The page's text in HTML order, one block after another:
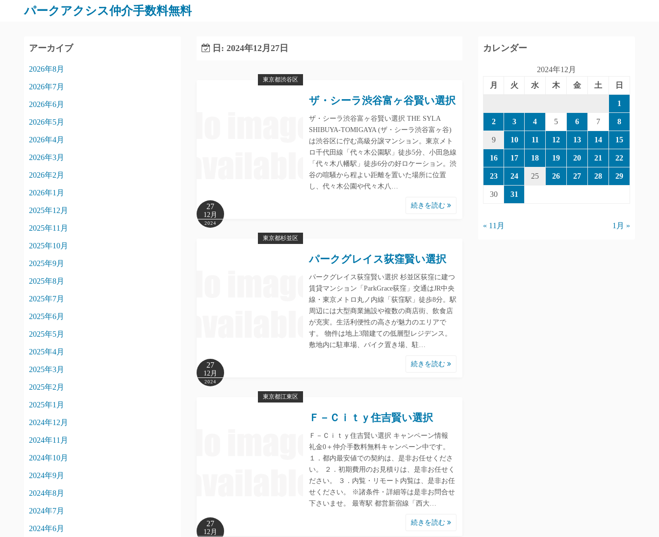
パークアクシス仲介手数料無料
日: 2024年12月27日
東京都渋谷区
27
12月
2024
ザ・シーラ渋谷富ヶ谷賢い選択
ザ・シーラ渋谷富ヶ谷賢い選択 THE SYLA
SHIBUYA-TOMIGAYA (ザ・シーラ渋谷富ヶ谷)
は渋谷区に佇む高級分譲マンション。東京メト
ロ千代田線「代々木公園駅」徒歩5分、小田急線
「代々木八幡駅」徒歩6分の好ロケーション。渋
谷の喧騒から程よい距離を置いた場所に位置
し、代々木公園や代々木八…
続きを読む
東京都杉並区
27
12月
2024
パークグレイス荻窪賢い選択
パークグレイス荻窪賢い選択 杉並区荻窪に建つ
賃貸マンション「ParkGrace荻窪」交通はJR中央
線・東京メトロ丸ノ内線「荻窪駅」徒歩8分。駅
周辺には大型商業施設や複数の商店街、飲食店
が充実。生活利便性の高さが魅力のエリアで
す。 物件は地上3階建ての低層型レジデンス。
敷地内に駐車場、バイク置き場、駐…
続きを読む
東京都江東区
27
12月
Ｆ－Ｃｉｔｙ住吉賢い選択
Ｆ－Ｃｉｔｙ住吉賢い選択 キャンペーン情報
礼金0＋仲介手数料無料キャンペーン中です。
１．都内最安値での契約は、是非お任せくださ
い。 ２．初期費用のお見積りは、是非お任せく
ださい。 ３．内覧・リモート内覧は、是非お任
せください。 ※諸条件・詳細等は是非お問合せ
下さいませ。 最寄駅 都営新宿線「西大…
続きを読む
アーカイブ
2026年8月
2026年7月
2026年6月
2026年5月
2026年4月
2026年3月
2026年2月
2026年1月
2025年12月
2025年11月
2025年10月
2025年9月
2025年8月
2025年7月
2025年6月
2025年5月
2025年4月
2025年3月
2025年2月
2025年1月
2024年12月
2024年11月
2024年10月
2024年9月
2024年8月
2024年7月
2024年6月
カレンダー
2024年12月
月
火 水 木 金 土 日
1
2 3 4 5 6 7 8
9 10 11 12 13 14 15
16 17 18 19 20 21 22
23 24 25 26 27 28 29
30 31
« 11月 1月 »